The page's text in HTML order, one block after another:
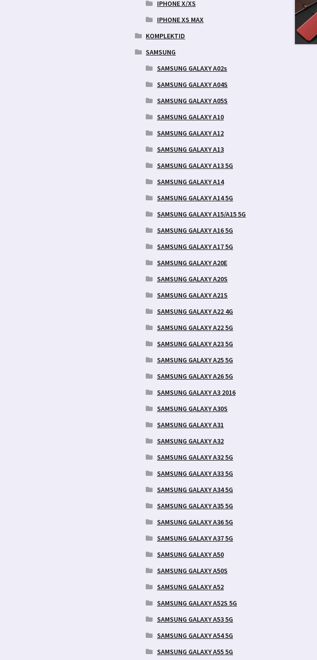
IPHONE X/XS
IPHONE XS MAX
KOMPLEKTID
SAMSUNG
SAMSUNG GALAXY A02s
SAMSUNG GALAXY A04S
SAMSUNG GALAXY A05S
SAMSUNG GALAXY A10
SAMSUNG GALAXY A12
SAMSUNG GALAXY A13
SAMSUNG GALAXY A13 5G
SAMSUNG GALAXY A14
SAMSUNG GALAXY A14 5G
SAMSUNG GALAXY A15/A15 5G
SAMSUNG GALAXY A16 5G
SAMSUNG GALAXY A17 5G
SAMSUNG GALAXY A20E
SAMSUNG GALAXY A20S
SAMSUNG GALAXY A21S
SAMSUNG GALAXY A22 4G
SAMSUNG GALAXY A22 5G
SAMSUNG GALAXY A23 5G
SAMSUNG GALAXY A25 5G
SAMSUNG GALAXY A26 5G
SAMSUNG GALAXY A3 2016
SAMSUNG GALAXY A30S
SAMSUNG GALAXY A31
SAMSUNG GALAXY A32
SAMSUNG GALAXY A32 5G
SAMSUNG GALAXY A33 5G
SAMSUNG GALAXY A34 5G
SAMSUNG GALAXY A35 5G
SAMSUNG GALAXY A36 5G
SAMSUNG GALAXY A37 5G
SAMSUNG GALAXY A50
SAMSUNG GALAXY A50S
SAMSUNG GALAXY A52
SAMSUNG GALAXY A52S 5G
SAMSUNG GALAXY A53 5G
SAMSUNG GALAXY A54 5G
SAMSUNG GALAXY A55 5G